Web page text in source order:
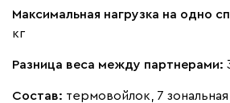
Максимальная нагрузка на одно
кг
Разница веса между партнерами:
Состав: термовойлок, 7